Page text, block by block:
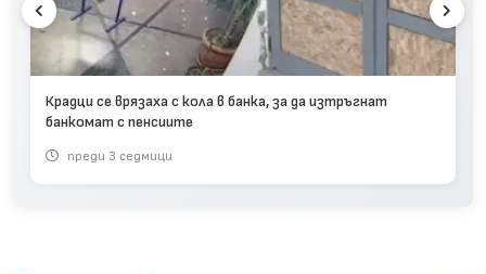
Крадци се врязаха с кола в банка, за да изтръгнат
банкомат с пенсиите
преди 3 седмици